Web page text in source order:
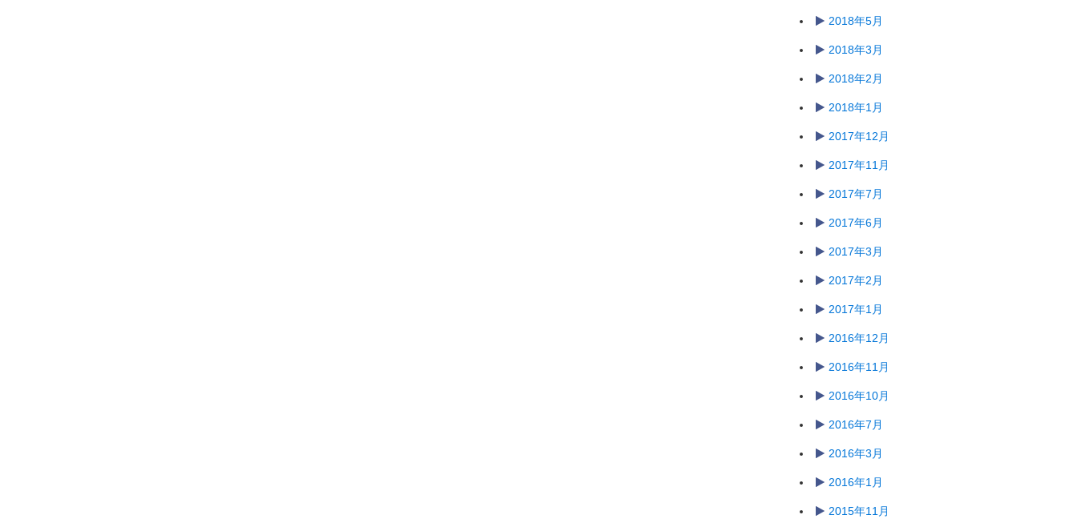
2018年5月
2018年3月
2018年2月
2018年1月
2017年12月
2017年11月
2017年7月
2017年6月
2017年3月
2017年2月
2017年1月
2016年12月
2016年11月
2016年10月
2016年7月
2016年3月
2016年1月
2015年11月